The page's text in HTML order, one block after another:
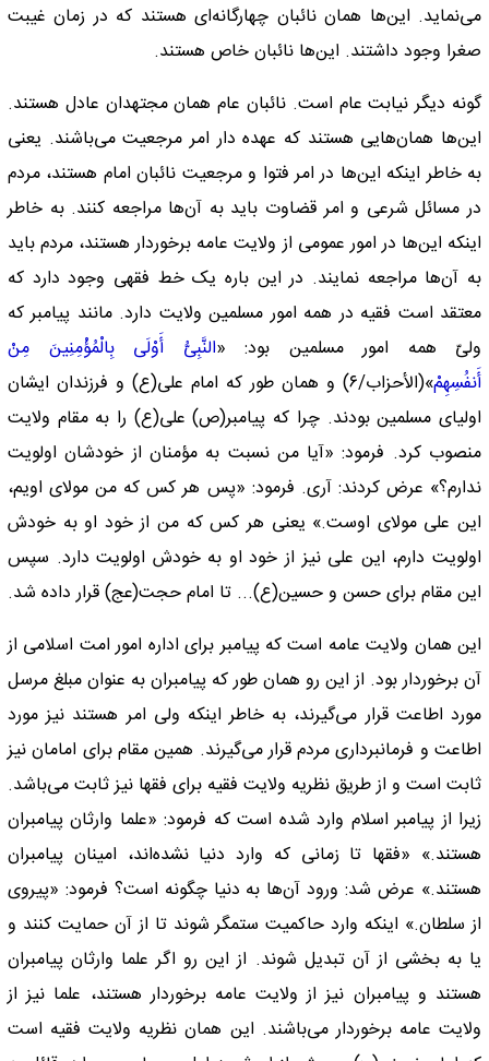
می‌نماید. این‌ها‌‌ همان نائبان چهارگانه‌ای هستند که در زمان غیبت
صغرا وجود داشتند. این‌ها نائبان خاص هستند.
گونه دیگر نیابت عام است. نائبان عام‌‌ همان مجتهدان عادل هستند.
این‌ها همان‌هایی هستند که عهده دار امر مرجعیت می‌باشند. یعنی
به خاطر اینکه این‌ها در امر فتوا و مرجعیت نائبان امام هستند، مردم
در مسائل شرعی و امر قضاوت باید به آن‌ها مراجعه کنند. به خاطر
اینکه این‌ها در امور عمومی از ولایت عامه برخوردار هستند، مردم باید
به آن‌ها مراجعه نمایند. در این باره یک خط فقهی وجود دارد که
معتقد است فقیه در همه امور مسلمین ولایت دارد. مانند پیامبر که
ولیّ همه امور مسلمین بود: «النَّبِیُّ أَوْلَى بِالْمُؤْمِنِینَ مِنْ
أَنفُسِهِمْ
»(الأحزاب/۶) و‌‌ همان طور که امام علی(ع) و فرزندان ایشان
اولیای مسلمین بودند. چرا که پیامبر(ص) علی(ع) را به مقام ولایت
منصوب کرد. فرمود: «آیا من نسبت به مؤمنان از خودشان اولویت
ندارم؟» عرض کردند: آری. فرمود: «پس هر کس که من مولای اویم،
این علی مولای اوست.» یعنی هر کس که من از خود او به خودش
اولویت دارم، این علی نیز از خود او به خودش اولویت دارد. سپس
این مقام برای حسن و حسین(ع)... تا امام حجت(عج) قرار داده شد.
این‌‌ همان ولایت عامه است که پیامبر برای اداره امور امت اسلامی از
آن برخوردار بود. از این رو‌‌ همان طور که پیامبران به عنوان مبلغ مرسل
مورد اطاعت قرار می‌گیرند، به خاطر اینکه ولی امر هستند نیز مورد
اطاعت و فرمانبرداری مردم قرار می‌گیرند. همین مقام برای امامان نیز
ثابت است و از طریق نظریه ولایت فقیه برای فقها نیز ثابت می‌باشد.
زیرا از پیامبر اسلام وارد شده است که فرمود: «علما وارثان پیامبران
هستند.» «فقها تا زمانی که وارد دنیا نشده‌اند، امینان پیامبران
هستند.» عرض شد: ورود آن‌ها به دنیا چگونه است؟ فرمود: «پیروی
از سلطان.» اینکه وارد حاکمیت ستمگر شوند تا از آن حمایت کنند و
یا به بخشی از آن تبدیل شوند. از این رو اگر علما وارثان پیامبران
هستند و پیامبران نیز از ولایت عامه برخوردار هستند، علما نیز از
ولایت عامه برخوردار می‌باشند. این‌‌ همان نظریه ولایت فقیه است